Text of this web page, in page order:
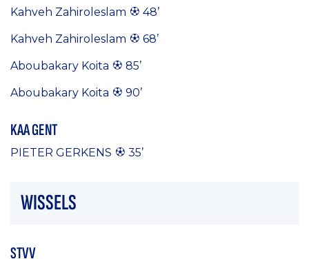
Kahveh Zahiroleslam 48’
Kahveh Zahiroleslam 68’
Aboubakary Koita 85’
Aboubakary Koita 90’
KAA GENT
PIETER GERKENS 35’
WISSELS
STVV